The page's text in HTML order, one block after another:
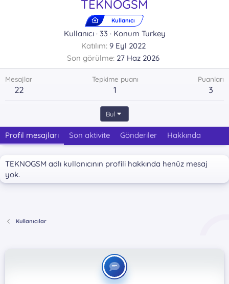
TEKNOGSM
Kullanıcı
Kullanıcı ·33 ·Konum Turkey
Katılım 9 Eyl 2022
Son görülme 27 Haz 2026
Mesajlar
22
Tepkime puanı
1
Puanları
3
Bul
Profil mesajları Son aktivite Gönderiler Hakkında
TEKNOGSM adlı kullanıcının profili hakkında henüz mesaj
yok.
Kullanıcılar